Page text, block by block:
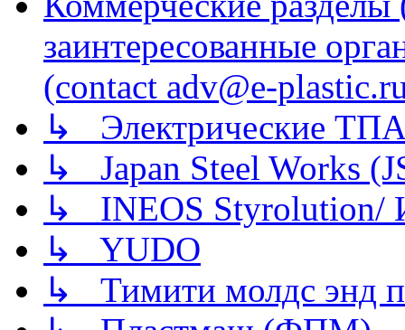
заинтересованные
(contact adv@e-
↳ Электрические
↳ Japan Steel Works
↳ INEOS
↳ YUDO
↳ Тимити молдс энд